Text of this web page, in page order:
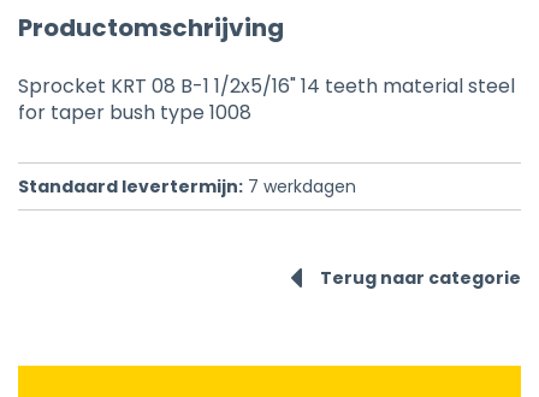
Productomschrijving
Sprocket KRT 08 B-1 1/2x5/16" 14 teeth material steel
for taper bush type 1008
Standaard levertermijn: 7 werkdagen
Terug naar categorie